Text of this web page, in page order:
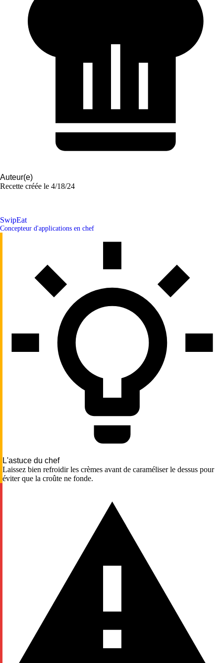
Auteur(e)
Recette créée le 4/18/24
SwipEat
Concepteur d'applications en chef
L'astuce du chef
Laissez bien refroidir les crèmes avant de caraméliser le dessus pour
éviter que la croûte ne fonde.